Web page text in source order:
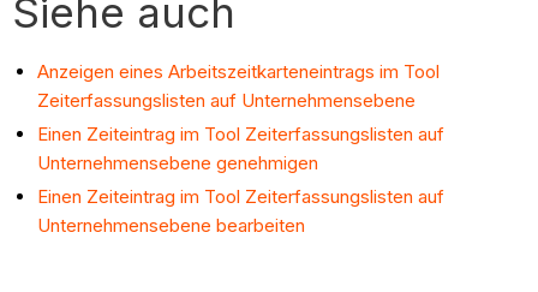
Siehe auch
Anzeigen eines Arbeitszeitkarteneintrags im Tool
Zeiterfassungslisten auf Unternehmensebene
Einen Zeiteintrag im Tool Zeiterfassungslisten auf
Unternehmensebene genehmigen
Einen Zeiteintrag im Tool Zeiterfassungslisten auf
Unternehmensebene bearbeiten